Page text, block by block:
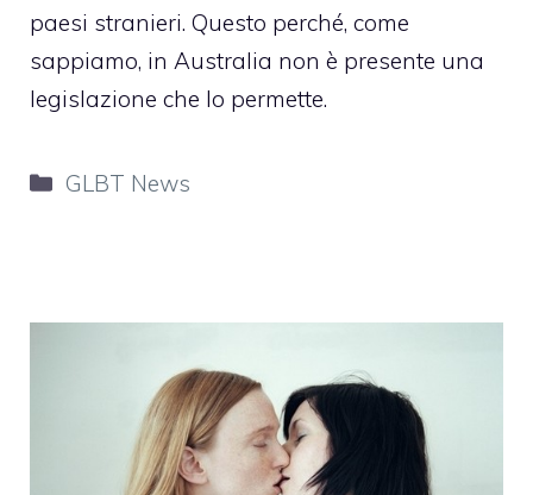
paesi stranieri. Questo perché, come
sappiamo, in Australia non è presente una
legislazione che lo permette.
Categorie
GLBT News